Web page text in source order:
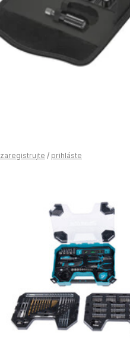
zaregistrujte / prihláste